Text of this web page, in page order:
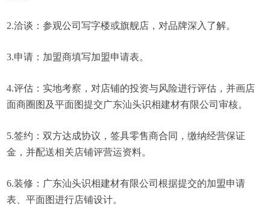
2.洽谈：参观公司写字楼或旗舰店，对品牌深入了解。
3.申请：加盟商填写加盟申请表。
4.评估：实地考察，对店铺的投资与风险进行评估，并画店
面商圈图及平面图提交广东汕头识相建材有限公司审核。
5.签约：双方达成协议，签具零售商合同，缴纳经营保证
金，并配送相关店铺评营运资料。
6.装修：广东汕头识相建材有限公司根据提交的加盟申请
表、平面图进行店铺设计。